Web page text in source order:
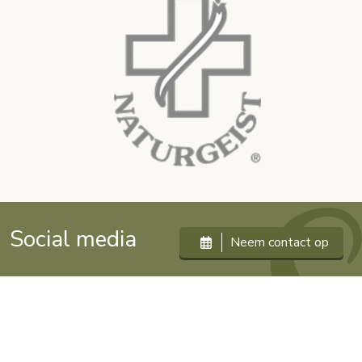
Neem contact op
Social media